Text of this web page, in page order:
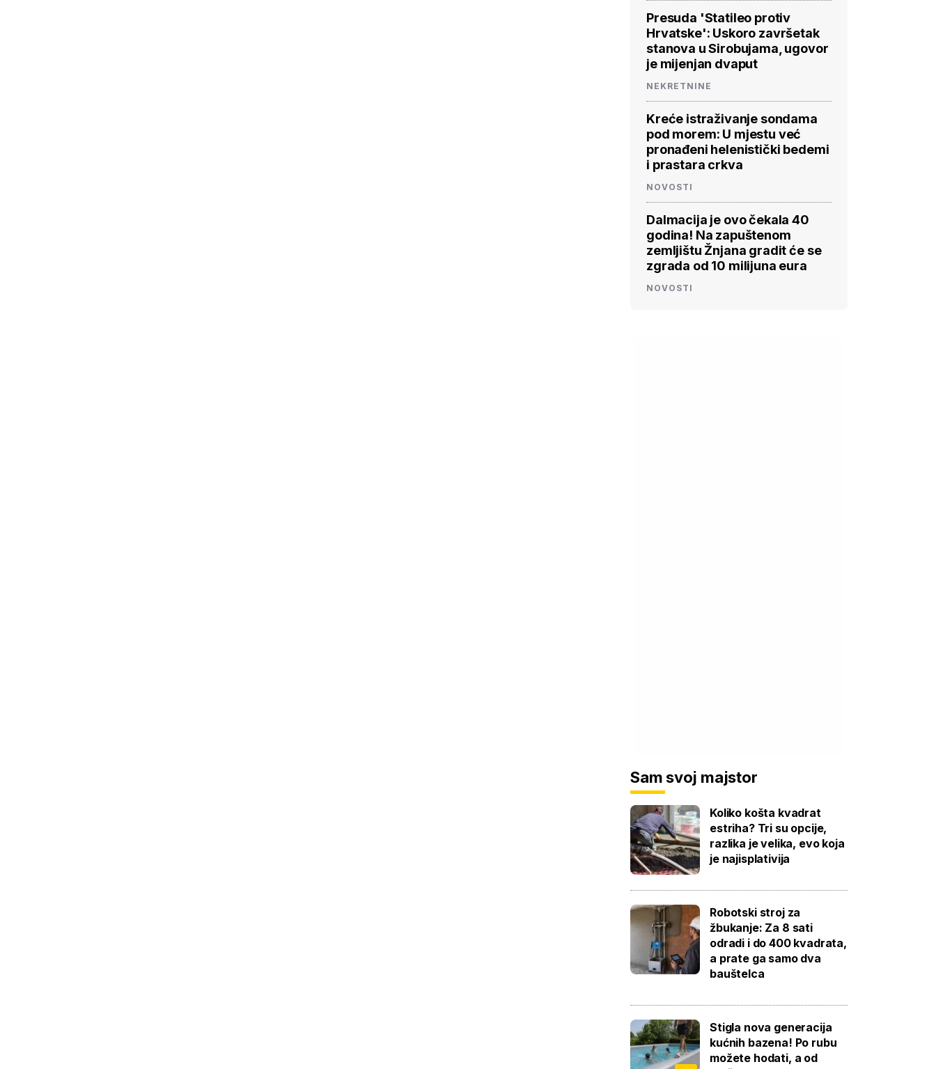
Presuda 'Statileo protiv
Hrvatske': Uskoro završetak
stanova u Sirobujama, ugovor
je mijenjan dvaput
NEKRETNINE
Kreće istraživanje sondama
pod morem: U mjestu već
pronađeni helenistički bedemi
i prastara crkva
NOVOSTI
Dalmacija je ovo čekala 40
godina! Na zapuštenom
zemljištu Žnjana gradit će se
zgrada od 10 milijuna eura
NOVOSTI
Sam svoj majstor
Koliko košta kvadrat
estriha? Tri su opcije,
razlika je velika, evo koja
je najisplativija
Robotski stroj za
žbukanje: Za 8 sati
odradi i do 400 kvadrata,
a prate ga samo dva
bauštelca
Stigla nova generacija
kućnih bazena! Po rubu
možete hodati, a od